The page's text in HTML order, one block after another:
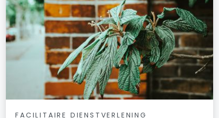
FACILITAIRE DIENSTVERLENING